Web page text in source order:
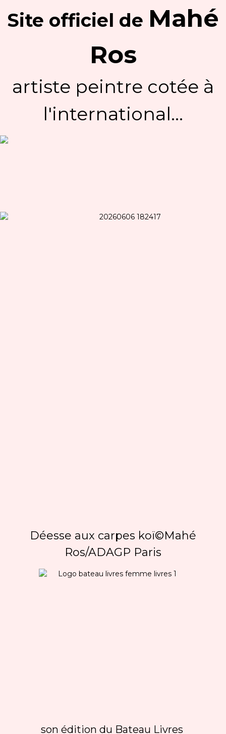
Site officiel de Mahé
Ros
artiste peintre cotée à
l'international...
Déesse aux carpes koï©Mahé
Ros/ADAGP Paris
son édition du Bateau Livres